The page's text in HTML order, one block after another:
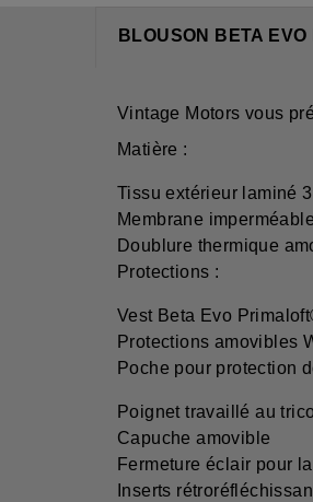
BLOUSON BETA EVO
Vintage Motors vous
Matière :
Tissu extérieur laminé
Membrane
Doublure thermique
Protections :
Vest Beta Evo
Protections amovibles
Poche pour protection
Poignet travaillé au
Capuche amovible
Fermeture éclair pour
Inserts